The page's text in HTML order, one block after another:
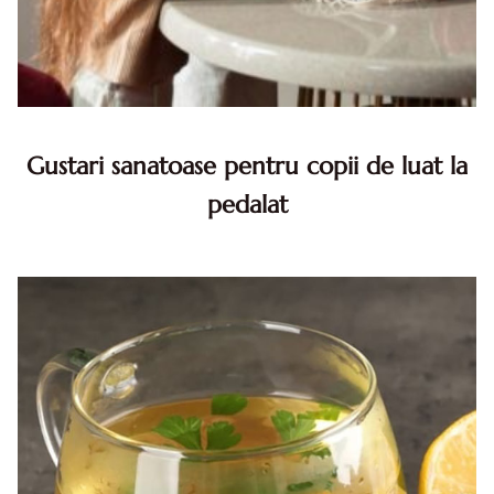
Gustari sanatoase pentru copii de luat la
pedalat
mici?